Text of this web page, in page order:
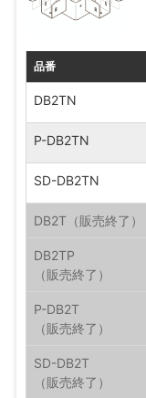
品番
DB2TN
P-DB2TN
SD-DB2TN
DB2T
DB2TP
P-DB2T
SD-DB2T